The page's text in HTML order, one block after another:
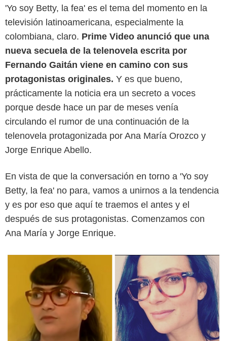
'Yo soy Betty, la fea' es el tema del momento en la
televisión latinoamericana, especialmente la
colombiana, claro. Prime Video anunció que una
nueva secuela de la telenovela escrita por
Fernando Gaitán viene en camino con sus
protagonistas originales. Y es que bueno,
prácticamente la noticia era un secreto a voces
porque desde hace un par de meses venía
circulando el rumor de una continuación de la
telenovela protagonizada por Ana María Orozco y
Jorge Enrique Abello.
En vista de que la conversación en torno a 'Yo soy
Betty, la fea' no para, vamos a unirnos a la tendencia
y es por eso que aquí te traemos el antes y el
después de sus protagonistas. Comenzamos con
Ana María y Jorge Enrique.
Captura de pantalla/Instagram